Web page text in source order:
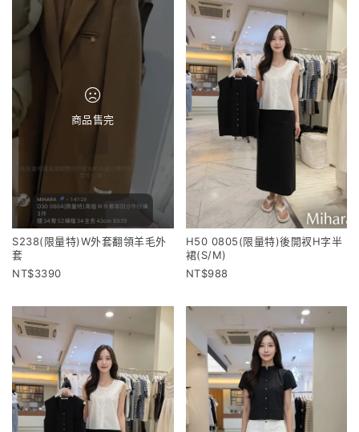
商品售完
S238(限量特)W外套翻領羊毛外
套
3390
H50 0805(限量特)後開衩H字半
裙(S/M)
988